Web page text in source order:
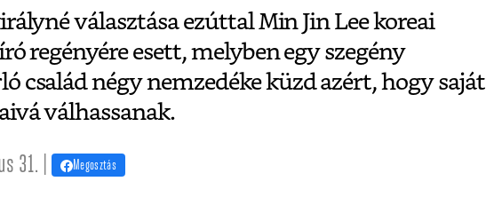
választása ezúttal Min Jin Lee koreai
regényére esett, melyben egy szegény
család négy nemzedéke küzd azért, hogy saját
válhassanak.
31. | Megosztás